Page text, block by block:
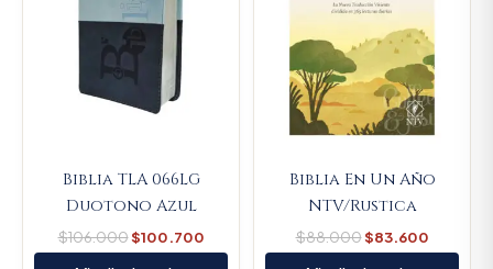
Biblia TLA 066LG
Duotono Azul
$106.000$100.700
Biblia En Un Año
NTV/Rustica
$88.000$83.600